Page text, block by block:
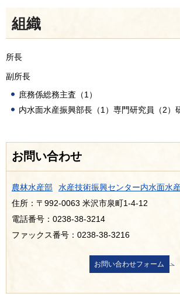
組織
所長
副所長
庶務係総務主査（1）
内水面水産振興部長（1）専門研究員（2）
お問い合わせ
農林水産部
水産技術振興センター内水面水
住所：〒992-0063 米沢市泉町1-4-12
電話番号：0238-38-3214
ファックス番号：0238-38-3216